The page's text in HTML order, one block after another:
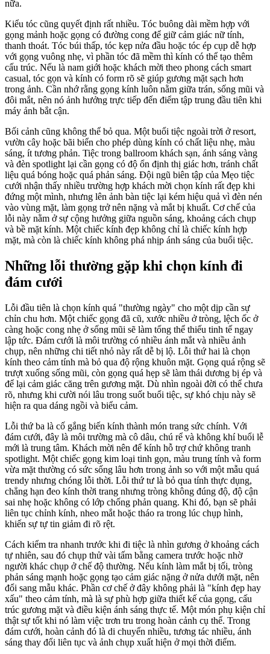
nữa.
Kiểu tóc cũng quyết định rất nhiều. Tóc buông dài mềm hợp với
gọng mảnh hoặc gọng có đường cong để giữ cảm giác nữ tính,
thanh thoát. Tóc búi thấp, tóc kẹp nửa đầu hoặc tóc ép cụp dễ hợp
với gọng vuông nhẹ, vì phần tóc đã mềm thì kính có thể tạo thêm
cấu trúc. Nếu là nam giới hoặc khách mời theo phong cách smart
casual, tóc gọn và kính có form rõ sẽ giúp gương mặt sạch hơn
trong ảnh. Cần nhớ rằng gọng kính luôn nằm giữa trán, sống mũi và
đôi mắt, nên nó ảnh hưởng trực tiếp đến điểm tập trung đầu tiên khi
máy ảnh bắt cận.
Bối cảnh cũng không thể bỏ qua. Một buổi tiệc ngoài trời ở resort,
vườn cây hoặc bãi biển cho phép dùng kính có chất liệu nhẹ, màu
sáng, ít tương phản. Tiệc trong ballroom khách sạn, ánh sáng vàng
và đèn spotlight lại cần gọng có độ ổn định thị giác hơn, tránh chất
liệu quá bóng hoặc quá phản sáng. Đội ngũ biên tập của Mẹo tiệc
cưới nhận thấy nhiều trường hợp khách mời chọn kính rất đẹp khi
đứng một mình, nhưng lên ảnh bàn tiệc lại kém hiệu quả vì đèn nén
vào vùng mặt, làm gọng trở nên nặng và mắt bị khuất. Cơ chế của
lỗi này nằm ở sự cộng hưởng giữa nguồn sáng, khoảng cách chụp
và bề mặt kính. Một chiếc kính đẹp không chỉ là chiếc kính hợp
mặt, mà còn là chiếc kính không phá nhịp ánh sáng của buổi tiệc.
Những lỗi thường gặp khi chọn kính đi
đám cưới
Lỗi đầu tiên là chọn kính quá "thường ngày" cho một dịp cần sự
chỉn chu hơn. Một chiếc gọng đã cũ, xước nhiều ở tròng, lệch ốc ở
càng hoặc cong nhẹ ở sống mũi sẽ làm tổng thể thiếu tinh tế ngay
lập tức. Đám cưới là môi trường có nhiều ánh mắt và nhiều ảnh
chụp, nên những chi tiết nhỏ này rất dễ bị lộ. Lỗi thứ hai là chọn
kính theo cảm tính mà bỏ qua độ rộng khuôn mặt. Gọng quá rộng sẽ
trượt xuống sống mũi, còn gọng quá hẹp sẽ làm thái dương bị ép và
để lại cảm giác căng trên gương mặt. Dù nhìn ngoài đời có thể chưa
rõ, nhưng khi cười nói lâu trong suốt buổi tiệc, sự khó chịu này sẽ
hiện ra qua dáng ngồi và biểu cảm.
Lỗi thứ ba là cố gắng biến kính thành món trang sức chính. Với
đám cưới, đây là môi trường mà cô dâu, chú rể và không khí buổi lễ
mới là trung tâm. Khách mời nên để kính hỗ trợ chứ không tranh
spotlight. Một chiếc gọng kim loại tinh gọn, màu trung tính và form
vừa mặt thường có sức sống lâu hơn trong ảnh so với một mẫu quá
trendy nhưng chóng lỗi thời. Lỗi thứ tư là bỏ qua tính thực dụng,
chẳng hạn đeo kính thời trang nhưng tròng không đúng độ, độ cận
sai nhẹ hoặc không có lớp chống phản quang. Khi đó, bạn sẽ phải
liên tục chỉnh kính, nheo mắt hoặc tháo ra trong lúc chụp hình,
khiến sự tự tin giảm đi rõ rệt.
Cách kiểm tra nhanh trước khi đi tiệc là nhìn gương ở khoảng cách
tự nhiên, sau đó chụp thử vài tấm bằng camera trước hoặc nhờ
người khác chụp ở chế độ thường. Nếu kính làm mắt bị tối, tròng
phản sáng mạnh hoặc gọng tạo cảm giác nặng ở nửa dưới mặt, nên
đổi sang mẫu khác. Phần cơ chế ở đây không phải là "kính đẹp hay
xấu" theo cảm tính, mà là sự phù hợp giữa thiết kế của gọng, cấu
trúc gương mặt và điều kiện ánh sáng thực tế. Một món phụ kiện chỉ
thật sự tốt khi nó làm việc trơn tru trong hoàn cảnh cụ thể. Trong
đám cưới, hoàn cảnh đó là di chuyển nhiều, tương tác nhiều, ánh
sáng thay đổi liên tục và ảnh chụp xuất hiện ở mọi thời điểm.